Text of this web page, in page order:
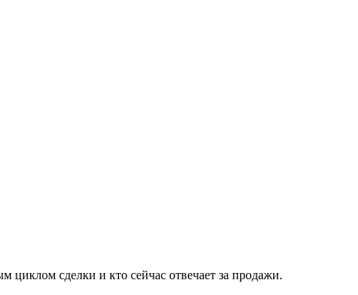
циклом сделки и кто сейчас отвечает за продажи.